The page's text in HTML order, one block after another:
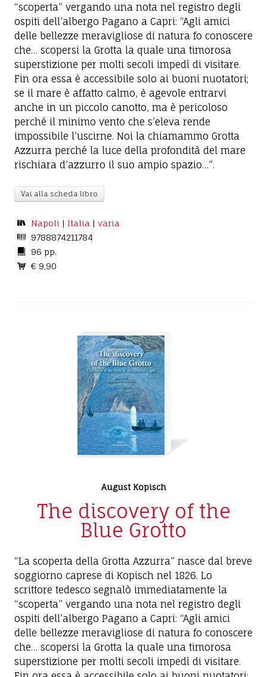
“scoperta” vergando una nota nel registro degli
ospiti dell’albergo Pagano a Capri: “Agli amici
delle bellezze meravigliose di natura fo conoscere
che… scopersi la Grotta la quale una timorosa
superstizione per molti secoli impedì di visitare.
Fin ora essa è accessibile solo ai buoni nuotatori;
se il mare è affatto calmo, è agevole entrarvi
anche in un piccolo canotto, ma è pericoloso
perché il minimo vento che s’eleva rende
impossibile l’uscirne. Noi la chiamammo Grotta
Azzurra perché la luce della profondità del mare
rischiara d’azzurro il suo ampio spazio…”.
Vai alla scheda libro
Napoli | Italia | varia
9788874211784
96 pp.
€ 9,90
August Kopisch
The discovery of the
Blue Grotto
“La scoperta della Grotta Azzurra” nasce dal breve
soggiorno caprese di Kopisch nel 1826. Lo
scrittore tedesco segnalò immediatamente la
“scoperta” vergando una nota nel registro degli
ospiti dell’albergo Pagano a Capri: “Agli amici
delle bellezze meravigliose di natura fo conoscere
che… scopersi la Grotta la quale una timorosa
superstizione per molti secoli impedì di visitare.